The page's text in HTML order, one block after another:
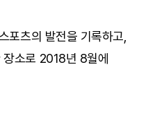
포츠의 발전을 기록하고,
장소로 2018년 8월에